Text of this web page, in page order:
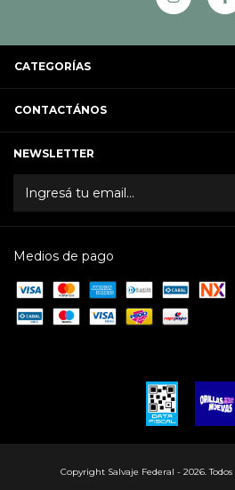
CATEGORÍAS
CONTACTÁNOS
NEWSLETTER
Medios de pago
Copyright Salvaje Federal - 2026. Todos